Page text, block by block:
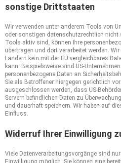
sonstige Drittstaaten
Wir verwenden unter anderem Tools von
oder sonstigen datenschutzrechtlich nicht
Tools aktiv sind, können Ihre
übertragen und dort verarbeitet werden.
Ländern kein mit der EU vergleichbares
kann. Beispielsweise sind US-
personenbezogene Daten an
Sie als Betroffener hiergegen gerichtlich
ausgeschlossen werden, dass US-
Servern befindlichen Daten zu
und dauerhaft speichern. Wir haben auf
Einfluss.
Widerruf Ihrer Einwilligung
Viele Datenverarbeitungsvorgänge sind
Einwilligung möglich. Sie können eine